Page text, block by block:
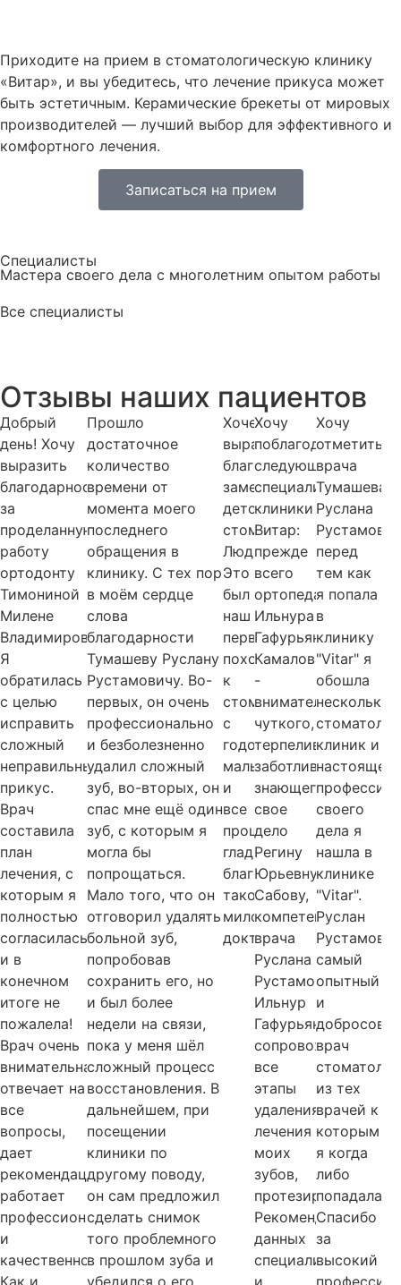
Приходите на прием в стоматологическую клинику
«Витар», и вы убедитесь, что лечение прикуса может
быть эстетичным. Керамические брекеты от мировых
производителей — лучший выбор для эффективного и
комфортного лечения.
Записаться на прием
Специалисты
Мастера своего дела с многолетним опытом работы
Все специалисты
Отзывы наших пациентов
Добрый
день! Хочу
выразить
благодарность
за
проделанную
работу
ортодонту
Тимониной
Милене
Владимировне.
Я
обратилась
с целью
исправить
сложный
неправильный
прикус.
Врач
составила
план
лечения, с
которым я
полностью
согласилась
и в
конечном
итоге не
пожалела!
Врач очень
внимательная,
отвечает на
все
вопросы,
дает
рекомендации,
работает
профессионально
и
качественно.
Прошло
достаточное
количество
времени от
момента моего
последнего
обращения в
клинику. С тех пор
в моём сердце
слова
благодарности
Тумашеву Руслану
Рустамовичу. Во-
первых, он очень
профессионально
и безболезненно
удалил сложный
зуб, во-вторых, он
спас мне ещё один
зуб, с которым я
могла бы
попрощаться.
Мало того, что он
отговорил удалять
больной зуб,
попробовав
сохранить его, но
и был более
недели на связи,
пока у меня шёл
сложный процесс
восстановления. В
дальнейшем, при
посещении
клиники по
другому поводу,
он сам предложил
сделать снимок
того проблемного
в прошлом зуба и
Хочется
выразить
благодарность
замечательному
детскому
стоматологу
Людмиле.
Это
был
наш
первый
поход
к
стоматологу
с
годовалым
малышом
и
все
прошло
гладко
благодаря
такому
милому
доктору.
Хочу
поблагодарить
следующих
специалистов
клиники
Витар:
прежде
всего
ортопеда
Ильнура
Гафурьяновича
Камалова
-
внимательного,
чуткого,
терпеливого;
заботливого,
знающего
свое
дело
Регину
Юрьевну
Сабову,
компетентного
врача
Руслана
Рустамовича.
Ильнур
Гафурьянович
сопровождал
все
этапы
удаления,
лечения
моих
зубов,
протезирования.
Рекомендую
данных
специалистов
Хочу
отметить
врача
Тумашева
Руслана
перед
тем как
я попала
в
клинику
"Vitar" я
обошла
несколько
клиник и
настоящего
своего
дела я
нашла в
клинике
"Vitar".
Руслан
Рустамович
самый
опытный
и
врач
стоматолог
из тех
врачей к
которым
я когда
либо
попадала.
Спасибо
за
высокий